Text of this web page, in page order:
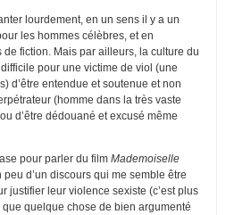
lourdement, en un sens il y a un
les hommes célèbres, et en
fiction. Mais par ailleurs, la culture du
pour une victime de viol (une
d’être entendue et soutenue et non
(homme dans la très vaste
d’être dédouané et excusé même
pour parler du film Mademoiselle
d’un discours qui me semble être
justifier leur violence sexiste (c’est plus
quelque chose de bien argumenté